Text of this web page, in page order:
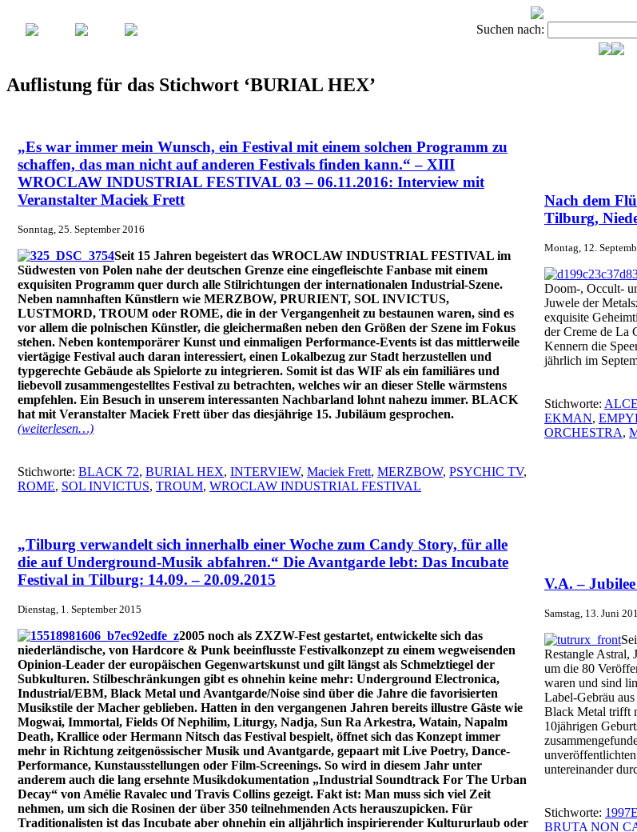
Suchen nach:
Auflistung für das Stichwort ‘BURIAL HEX’
„Es war immer mein Wunsch, ein Festival mit einem solchen Programm zu
schaffen, das man nicht auf anderen Festivals finden kann.“ – XIII
WROCLAW INDUSTRIAL FESTIVAL 03 – 06.11.2016: Interview mit
Veranstalter Maciek Frett
Sonntag, 25. September 2016
Seit 15 Jahren begeistert das WROCLAW INDUSTRIAL FESTIVAL im
Südwesten von Polen nahe der deutschen Grenze eine eingefleischte Fanbase mit einem
exquisiten Programm quer durch alle Stilrichtungen der internationalen Industrial-Szene.
Neben namnhaften Künstlern wie MERZBOW, PRURIENT, SOL INVICTUS,
LUSTMORD, TROUM oder ROME, die in der Vergangenheit zu bestaunen waren, sind es
vor allem die polnischen Künstler, die gleichermaßen neben den Größen der Szene im Fokus
stehen. Neben kontemporärer Kunst und einmaligen Performance-Events ist das mittlerweile
viertägige Festival auch daran interessiert, einen Lokalbezug zur Stadt herzustellen und
typgerechte Gebäude als Spielorte zu integrieren. Somit ist das WIF als ein familiäres und
liebevoll zusammengestelltes Festival zu betrachten, welches wir an dieser Stelle wärmstens
empfehlen. Ein Besuch in unserem interessanten Nachbarland lohnt nahezu immer. BLACK
hat mit Veranstalter Maciek Frett über das diesjährige 15. Jubiläum gesprochen.
(weiterlesen…)
Stichworte: BLACK 72, BURIAL HEX, INTERVIEW, Maciek Frett, MERZBOW, PSYCHIC TV,
ROME, SOL INVICTUS, TROUM, WROCLAW INDUSTRIAL FESTIVAL
Nach dem
Tilburg,
Montag, 12.
Doom-, Occult-
Juwele der
exquisite
der Creme de La
Kennern die
jährlich im
Stichworte:
EKMAN,
ORCHESTRA,
„Tilburg verwandelt sich innerhalb einer Woche zum Candy Story, für alle
die auf Underground-Musik abfahren.“ Die Avantgarde lebt: Das Incubate
Festival in Tilburg: 14.09. – 20.09.2015
Dienstag, 1. September 2015
2005 noch als ZXZW-Fest gestartet, entwickelte sich das
niederländische, von Hardcore & Punk beeinflusste Festivalkonzept zu einem wegweisenden
Opinion-Leader der europäischen Gegenwartskunst und gilt längst als Schmelztiegel der
Subkulturen. Stilbeschränkungen gibt es ohnehin keine mehr: Underground Electronica,
Industrial/EBM, Black Metal und Avantgarde/Noise sind über die Jahre die favorisierten
Musikstile der Macher geblieben. Hatten in den vergangenen Jahren bereits illustre Gäste wie
Mogwai, Immortal, Fields Of Nephilim, Liturgy, Nadja, Sun Ra Arkestra, Watain, Napalm
Death, Krallice oder Hermann Nitsch das Festival bespielt, öffnet sich das Konzept immer
mehr in Richtung zeitgenössischer Musik und Avantgarde, gepaart mit Live Poetry, Dance-
Performance, Kunstausstellungen oder Film-Screenings. So wird in diesem Jahr unter
anderem auch die lang ersehnte Musikdokumentation „Industrial Soundtrack For The Urban
Decay“ von Amélie Ravalec und Travis Collins gezeigt. Fakt ist: Man muss sich viel Zeit
nehmen, um sich die Rosinen der über 350 teilnehmenden Acts herauszupicken. Für
Traditionalisten ist das Incubate aber ohnehin ein alljährlich inspirierender Kultururlaub oder
V.A. –
Samstag, 13. Juni
Restangle Astral,
um die 80
waren und sind
Label-Gebräu
Black Metal trifft
10jährigen
untereinander
Stichworte:
BRUTA NON